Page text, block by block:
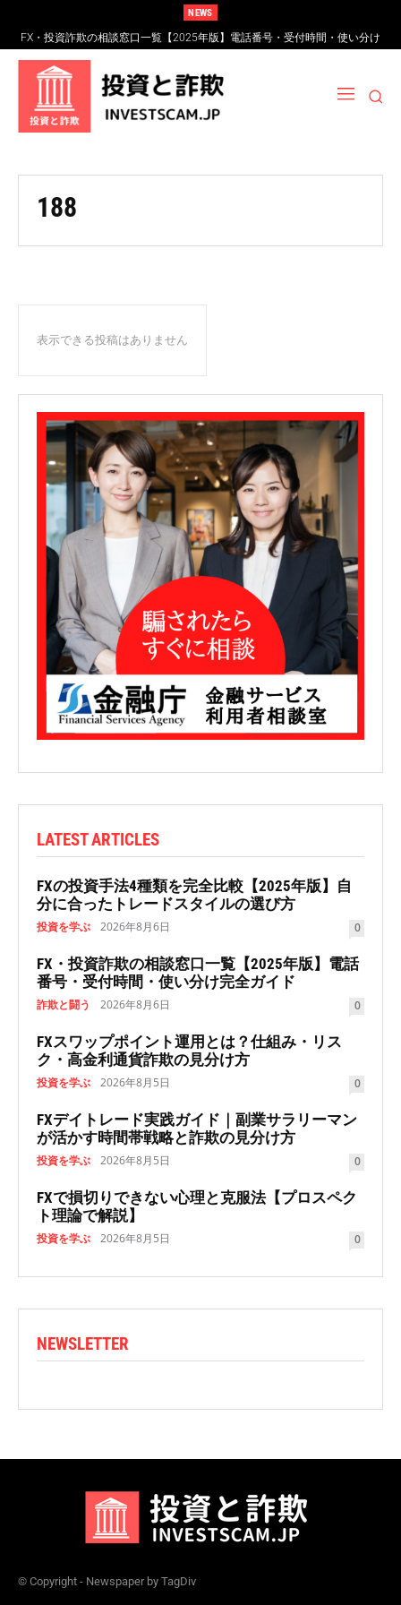
NEWS
FX・投資詐欺の相談窓口一覧【2025年版】電話番号・受付時間・使い分け
完全ガイド
188
表示できる投稿はありません
LATEST ARTICLES
FXの投資手法4種類を完全比較【2025年版】自
分に合ったトレードスタイルの選び方
投資を学ぶ 2026年8月6日 0
FX・投資詐欺の相談窓口一覧【2025年版】電話
番号・受付時間・使い分け完全ガイド
詐欺と闘う 2026年8月6日 0
FXスワップポイント運用とは？仕組み・リス
ク・高金利通貨詐欺の見分け方
投資を学ぶ 2026年8月5日 0
FXデイトレード実践ガイド｜副業サラリーマン
が活かす時間帯戦略と詐欺の見分け方
投資を学ぶ 2026年8月5日 0
FXで損切りできない心理と克服法【プロスペク
ト理論で解説】
投資を学ぶ 2026年8月5日 0
NEWSLETTER
© Copyright - Newspaper by TagDiv